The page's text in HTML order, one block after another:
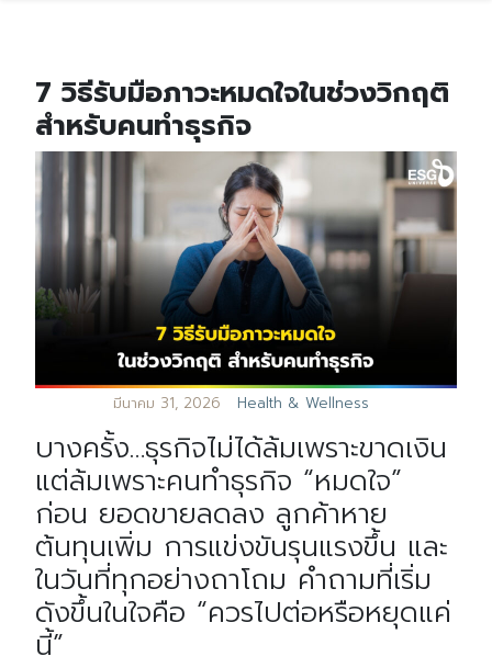
7 วิธีรับมือภาวะหมดใจในช่วงวิกฤติ
สำหรับคนทำธุรกิจ
มีนาคม 31, 2026 Health & Wellness
บางครั้ง…ธุรกิจไม่ได้ล้มเพราะขาดเงิน
แต่ล้มเพราะคนทำธุรกิจ “หมดใจ”
ก่อน ยอดขายลดลง ลูกค้าหาย
ต้นทุนเพิ่ม การแข่งขันรุนแรงขึ้น และ
ในวันที่ทุกอย่างถาโถม คำถามที่เริ่ม
ดังขึ้นในใจคือ “ควรไปต่อหรือหยุดแค่
นี้”